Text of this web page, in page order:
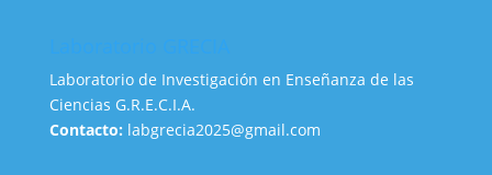
Laboratorio de Investigación en Enseñanza de las
Ciencias G.R.E.C.I.A.
Contacto: labgrecia2025@gmail.com